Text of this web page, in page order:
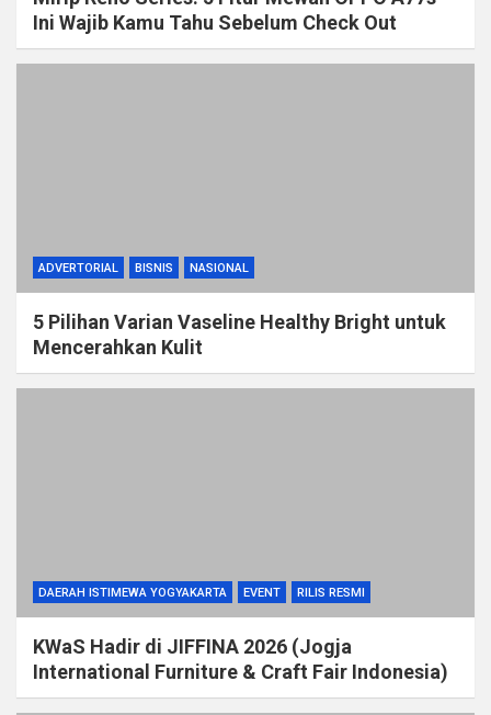
Ini Wajib Kamu Tahu Sebelum Check Out
ADVERTORIAL BISNIS NASIONAL
5 Pilihan Varian Vaseline Healthy Bright untuk
Mencerahkan Kulit
DAERAH ISTIMEWA YOGYAKARTA EVENT RILIS RESMI
KWaS Hadir di JIFFINA 2026 (Jogja
International Furniture & Craft Fair Indonesia)